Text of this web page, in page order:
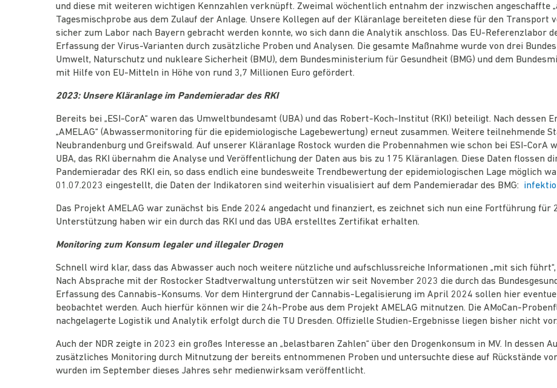
und diese mit weiteren wichtigen Kennzahlen verknüpft. Zweimal wöchentlich entnahm der inzwischen angeschaffte
Tagesmischprobe aus dem Zulauf der Anlage. Unsere Kollegen auf der Kläranlage bereiteten diese für den Transport
sicher zum Labor nach Bayern gebracht werden konnte, wo sich dann die Analytik anschloss. Das EU-Referenzlabor
Erfassung der Virus-Varianten durch zusätzliche Proben und Analysen. Die gesamte Maßnahme wurde von drei
Umwelt, Naturschutz und nukleare Sicherheit (BMU), dem Bundesministerium für Gesundheit (BMG) und dem
mit Hilfe von EU-Mitteln in Höhe von rund 3,7 Millionen Euro gefördert.
2023: Unsere Kläranlage im Pandemieradar des RKI
Bereits bei „ESI-CorA“ waren das Umweltbundesamt (UBA) und das Robert-Koch-Institut (RKI) beteiligt. Nach dessen
„AMELAG“ (Abwassermonitoring für die epidemiologische Lagebewertung) erneut zusammen. Weitere teilnehmende
Neubrandenburg und Greifswald. Auf unserer Kläranlage Rostock wurden die Probennahmen wie schon bei ESI-
UBA, das RKI übernahm die Analyse und Veröffentlichung der Daten aus bis zu 175 Kläranlagen. Diese Daten flossen
Pandemieradar des RKI ein, so dass endlich eine bundesweite Trendbewertung der epidemiologischen Lage möglich
01.07.2023 eingestellt, die Daten der Indikatoren sind weiterhin visualisiert auf dem Pandemieradar des BMG:
Das Projekt AMELAG war zunächst bis Ende 2024 angedacht und finanziert, es zeichnet sich nun eine Fortführung
Unterstützung haben wir ein durch das RKI und das UBA erstelltes Zertifikat erhalten.
Monitoring zum Konsum legaler und illegaler Drogen
Schnell wird klar, dass das Abwasser auch noch weitere nützliche und aufschlussreiche Informationen „mit sich
Nach Absprache mit der Rostocker Stadtverwaltung unterstützen wir seit November 2023 die durch das
Erfassung des Cannabis-Konsums. Vor dem Hintergrund der Cannabis-Legalisierung im April 2024 sollen hier
beobachtet werden. Auch hierfür können wir die 24h-Probe aus dem Projekt AMELAG mitnutzen. Die AMoCan-
nachgelagerte Logistik und Analytik erfolgt durch die TU Dresden. Offizielle Studien-Ergebnisse liegen bisher nicht vor.
Auch der NDR zeigte in 2023 ein großes Interesse an „belastbaren Zahlen“ über den Drogenkonsum in MV. In dessen
zusätzliches Monitoring durch Mitnutzung der bereits entnommenen Proben und untersuchte diese auf Rückstände
wurden im September dieses Jahres sehr medienwirksam veröffentlicht.